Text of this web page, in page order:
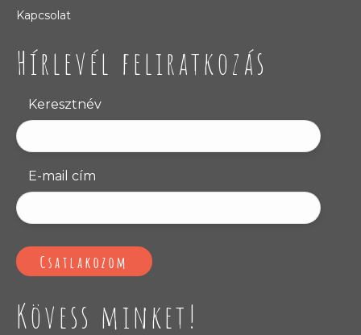
Kapcsolat
Hírlevél feliratkozás
Keresztnév
E-mail cím
Kövess minket!